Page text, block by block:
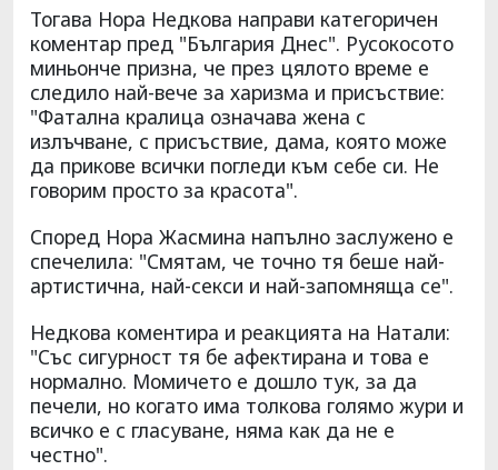
Тогава Нора Недкова направи категоричен
коментар пред "България Днес". Русокосото
миньонче призна, че през цялото време е
следило най-вече за харизма и присъствие:
"Фатална кралица означава жена с
излъчване, с присъствие, дама, която може
да прикове всички погледи към себе си. Не
говорим просто за красота".
Според Нора Жасмина напълно заслужено е
спечелила: "Смятам, че точно тя беше най-
артистична, най-секси и най-запомняща се".
Недкова коментира и реакцията на Натали:
"Със сигурност тя бе афектирана и това е
нормално. Момичето е дошло тук, за да
печели, но когато има толкова голямо жури и
всичко е с гласуване, няма как да не е
честно".